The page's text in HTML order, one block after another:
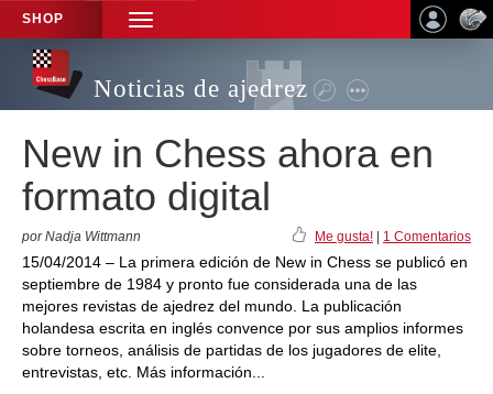
SHOP
TOGGLE
NAVIGATION
Noticias de ajedrez
New in Chess ahora en
formato digital
por Nadja Wittmann Me gusta! 1 Comentarios
15/04/2014 – La primera edición de New in Chess se publicó en
septiembre de 1984 y pronto fue considerada una de las
mejores revistas de ajedrez del mundo. La publicación
holandesa escrita en inglés convence por sus amplios informes
sobre torneos, análisis de partidas de los jugadores de elite,
entrevistas, etc. Más información...